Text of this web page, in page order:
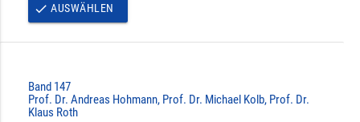
done AUSWÄHLEN
Band 147
Prof. Dr. Andreas Hohmann, Prof. Dr. Michael Kolb, Prof. Dr.
Klaus Roth